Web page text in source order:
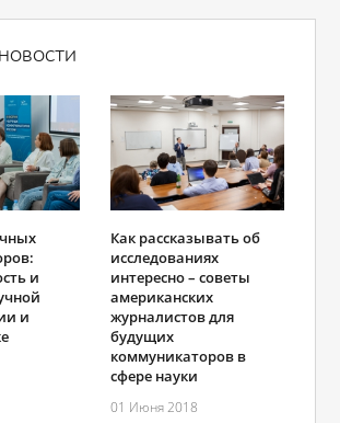
и
и
Как рассказывать об
исследованиях
интересно – советы
американских
журналистов для
будущих
коммуникаторов в
сфере науки
01 Июня 2018